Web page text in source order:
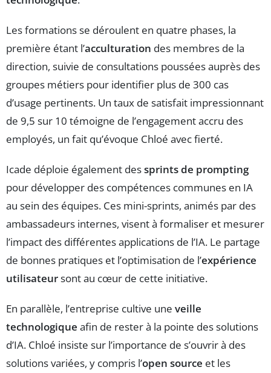
Les formations se déroulent en quatre phases, la
première étant l’acculturation des membres de la
direction, suivie de consultations poussées auprès des
groupes métiers pour identifier plus de 300 cas
d’usage pertinents. Un taux de satisfait impressionnant
de 9,5 sur 10 témoigne de l’engagement accru des
employés, un fait qu’évoque Chloé avec fierté.
Icade déploie également dessprints de prompting
pour développer des compétences communes en IA
au sein des équipes. Ces mini-sprints, animés par des
ambassadeurs internes, visent à formaliser et mesurer
l’impact des différentes applications de l’IA. Le partage
de bonnes pratiques et l’optimisation de l’expérience
utilisateursont au cœur de cette initiative.
En parallèle, l’entreprise cultive une veille
technologique afin de rester à la pointe des solutions
d’IA. Chloé insiste sur l’importance de s’ouvrir à des
solutions variées, y compris l’open source et les